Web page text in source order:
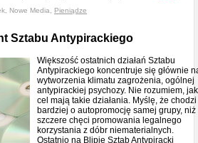
Nowe Media, Pieniądze
Sztabu Antypirackiego
Większość ostatnich działań Sztabu
Antypirackiego koncentruje się głównie
wytworzenia klimatu zagrożenia, ogólnej
antypirackiej psychozy. Nie rozumiem,
cel mają takie działania. Myślę, że chodzi
bardziej o autopromocję samej grupy, niż
szczere chęci promowania legalnego
korzystania z dóbr niematerialnych.
Ostatnio na Blipie Sztab Antypiracki